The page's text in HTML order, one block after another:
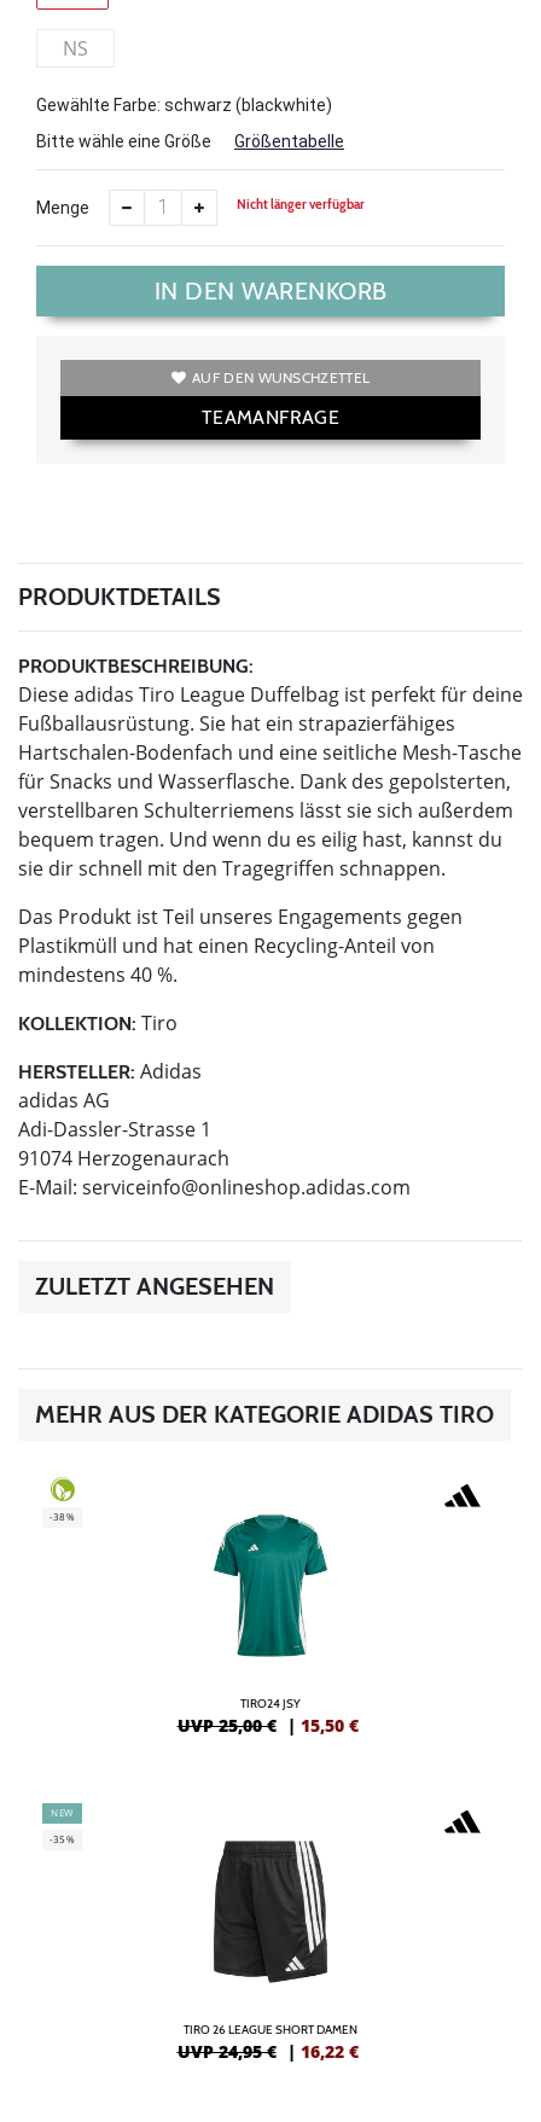
NS
Gewählte Farbe: schwarz (blackwhite)
Bitte wähle eine Größe
Größentabelle
Menge Nicht länger verfügbar
IN DEN WARENKORB
AUF DEN WUNSCHZETTEL
TEAMANFRAGE
PRODUKTDETAILS
PRODUKTBESCHREIBUNG:
Diese adidas Tiro League Duffelbag ist perfekt für deine
Fußballausrüstung. Sie hat ein strapazierfähiges
Hartschalen-Bodenfach und eine seitliche Mesh-Tasche
für Snacks und Wasserflasche. Dank des gepolsterten,
verstellbaren Schulterriemens lässt sie sich außerdem
bequem tragen. Und wenn du es eilig hast, kannst du
sie dir schnell mit den Tragegriffen schnappen.
Das Produkt ist Teil unseres Engagements gegen
Plastikmüll und hat einen Recycling-Anteil von
mindestens 40 %.
KOLLEKTION: Tiro
HERSTELLER: Adidas
adidas AG
Adi-Dassler-Strasse 1
91074 Herzogenaurach
E-Mail: serviceinfo@onlineshop.adidas.com
ZULETZT ANGESEHEN
MEHR AUS DER KATEGORIE ADIDAS TIRO
-38%
TIRO24 JSY
UVP 25,00 € | 15,50 €
NEW
-35%
TIRO 26 LEAGUE SHORT DAMEN
UVP 24,95 € | 16,22 €